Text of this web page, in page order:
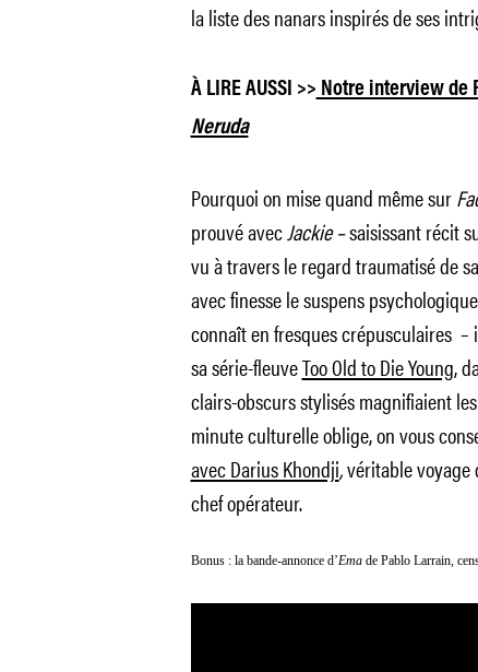
la liste des nanars inspirés de ses
À LIRE AUSSI >> Notre interview de
Neruda
Pourquoi on mise quand même sur
prouvé avecJackie –saisissant récit
vu à travers le regard traumatisé de
avec finesse le suspens
connaît en fresques crépusculaires
sa série-fleuveToo Old to Die Young,
clairs-obscurs stylisés magnifiaient
minute culturelle oblige, on vous
avec Darius Khondji,véritable
chef opérateur.
Bonus : la bande-annonce d’Ema de Pablo Larrain,